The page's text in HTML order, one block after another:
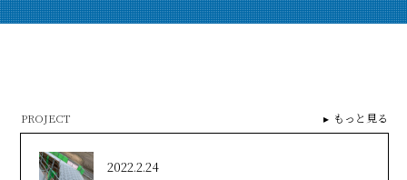
PROJECT
2022.2.24
もっと見る